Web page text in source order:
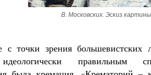
В. Московских. Эскиз
точки зрения большевистских
правильным